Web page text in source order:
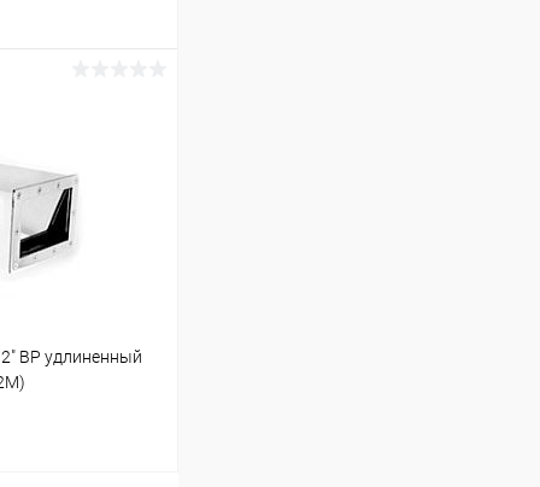
Под заказ
ВР удлиненный